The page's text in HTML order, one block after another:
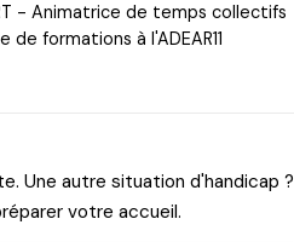
- Animatrice de temps collectifs
de formations à l'ADEAR11
Une autre situation d'handicap ?
votre accueil.